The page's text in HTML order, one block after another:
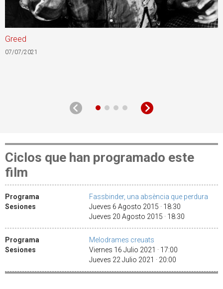
Greed
07/07/2021
Ciclos que han programado este
film
Programa
Fassbinder, una absència que perdura
Sesiones
Jueves 6 Agosto 2015 · 18:30
Jueves 20 Agosto 2015 · 18:30
Programa
Melodrames creuats
Sesiones
Viernes 16 Julio 2021 · 17:00
Jueves 22 Julio 2021 · 20:00